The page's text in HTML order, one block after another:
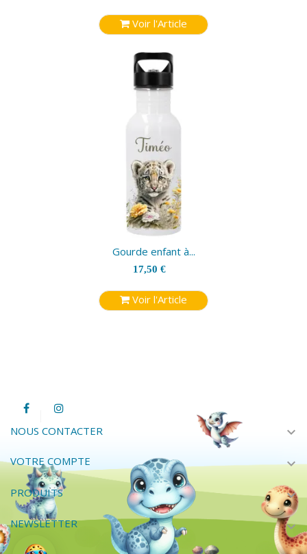
Voir l'Article
Gourde enfant à...
17,50 €
Voir l'Article
NOUS CONTACTER expand_more
VOTRE COMPTE expand_more
PRODUITS expand_more
NEWSLETTER expand_more